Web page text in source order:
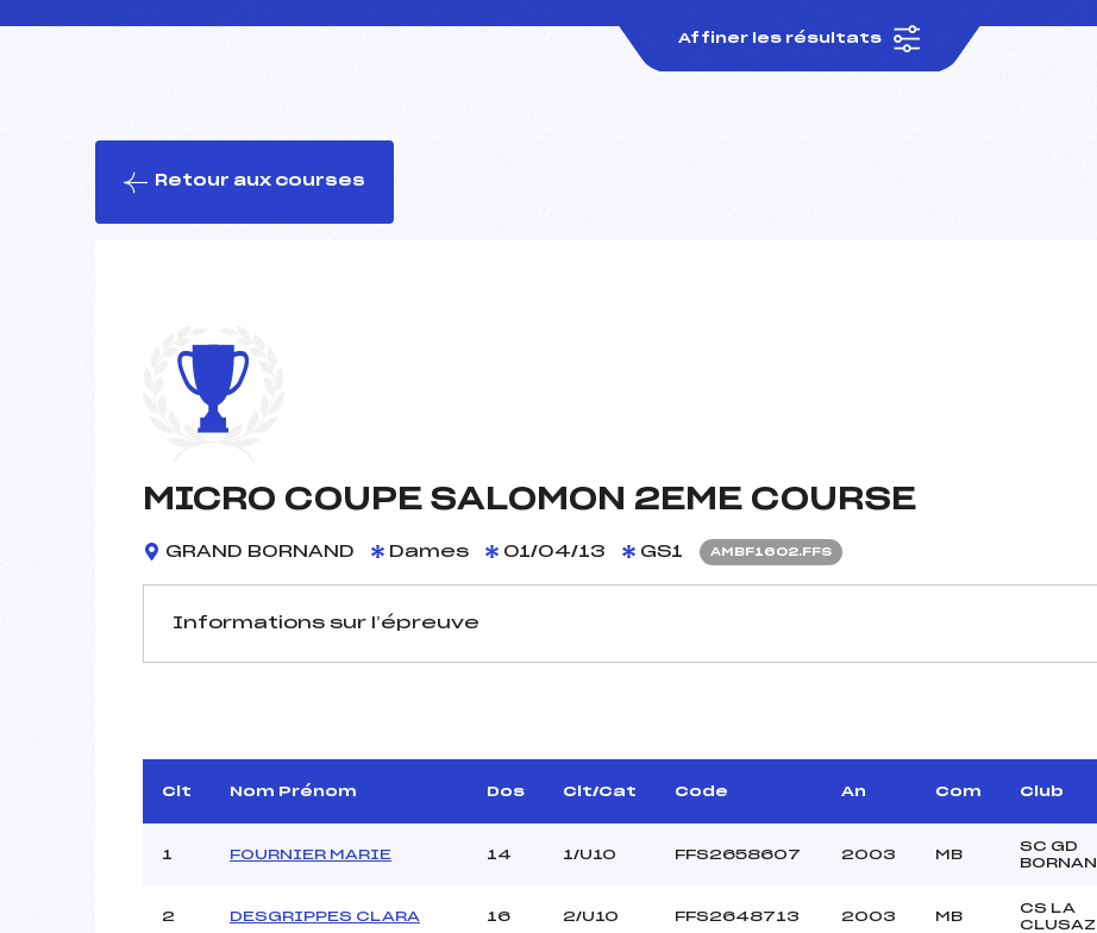
Affiner les résultats
Retour aux courses
MICRO COUPE SALOMON 2EME COURSE
GRAND BORNAND Dames 01/04/13 GS1 AMBF1602.FFS
Informations sur l’épreuve
Arbitre :
–
Assistant :
–
Altitude départ :
Altitude arrivée :
MANCHE 1 MANCHE 2
Clt Nom Prénom Dos Clt/Cat Code An Com Club
1 FOURNIER MARIE 14 1/U10 FFS2658607 2003 MB
SC GD
BORNAN
2 DESGRIPPES CLARA 16 2/U10 FFS2648713 2003 MB
CS LA
CLUSAZ